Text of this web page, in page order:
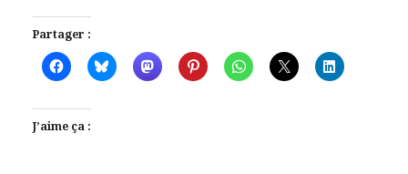
Partager :
J’aime ça :